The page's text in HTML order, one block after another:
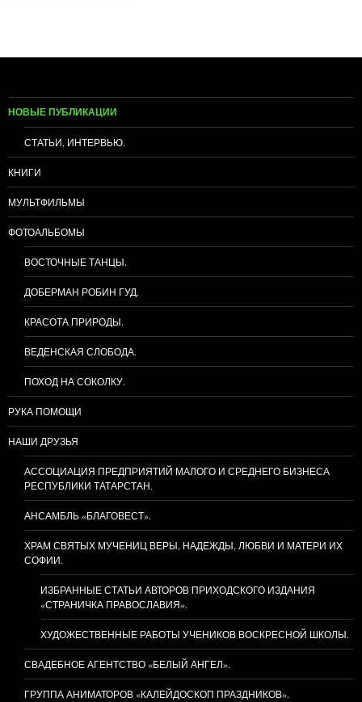
НОВЫЕ ПУБЛИКАЦИИ
СТАТЬИ, ИНТЕРВЬЮ.
КНИГИ
МУЛЬТФИЛЬМЫ
ФОТОАЛЬБОМЫ
ВОСТОЧНЫЕ ТАНЦЫ.
ДОБЕРМАН РОБИН ГУД.
КРАСОТА ПРИРОДЫ.
ВЕДЕНСКАЯ СЛОБОДА.
ПОХОД НА СОКОЛКУ.
РУКА ПОМОЩИ
НАШИ ДРУЗЬЯ
АССОЦИАЦИЯ ПРЕДПРИЯТИЙ МАЛОГО И СРЕДНЕГО БИЗНЕСА
РЕСПУБЛИКИ ТАТАРСТАН.
АНСАМБЛЬ «БЛАГОВЕСТ».
ХРАМ СВЯТЫХ МУЧЕНИЦ ВЕРЫ, НАДЕЖДЫ, ЛЮБВИ И МАТЕРИ ИХ
СОФИИ.
ИЗБРАННЫЕ СТАТЬИ АВТОРОВ ПРИХОДСКОГО ИЗДАНИЯ
«СТРАНИЧКА ПРАВОСЛАВИЯ».
ХУДОЖЕСТВЕННЫЕ РАБОТЫ УЧЕНИКОВ ВОСКРЕСНОЙ ШКОЛЫ.
СВАДЕБНОЕ АГЕНТСТВО «БЕЛЫЙ АНГЕЛ».
ГРУППА АНИМАТОРОВ «КАЛЕЙДОСКОП ПРАЗДНИКОВ».